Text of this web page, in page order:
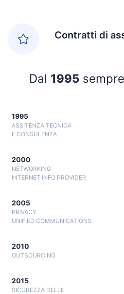
Contratti di
Dal 1995
1995
ASSITENZA TECNICA
E CONSULENZA
2000
NETWORKING
INTERNET INFO PROVIDER
2005
PRIVACY
UNIFIED COMMUNICATIONS
2010
OUTSOURCING
2015
SICUREZZA DELLE